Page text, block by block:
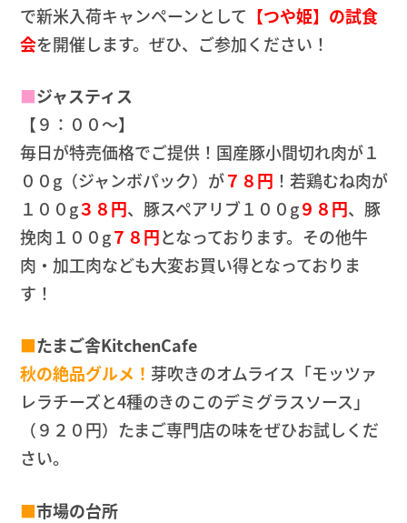
で新米入荷キャンペーンとして 【つや姫】の試食
会を開催します。ぜひ、ご参加ください！
■ジャスティス
【９：００～】
毎日が特売価格でご提供！国産豚小間切れ肉が１
００g（ジャンボパック）が７８円 ！若鶏むね肉が
１００g３８円、豚スペアリブ１００g９８円、豚
挽肉１００g７８円となっております。その他牛
肉・加工肉なども大変お買い得となっておりま
す！
■たまご舎KitchenCafe
秋の絶品グルメ！ 芽吹きのオムライス「モッツァ
レラチーズと4種のきのこのデミグラスソース」
（９２０円）たまご専門店の味をぜひお試しくだ
さい。
■市場の台所